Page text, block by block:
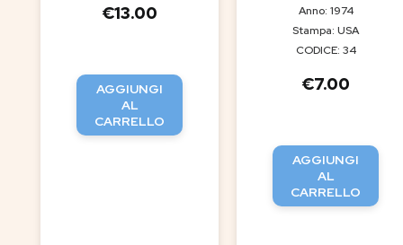
€13.00
AGGIUNGI
AL
CARRELLO
Anno: 1974
Stampa: USA
CODICE: 34
€7.00
AGGIUNGI
AL
CARRELLO